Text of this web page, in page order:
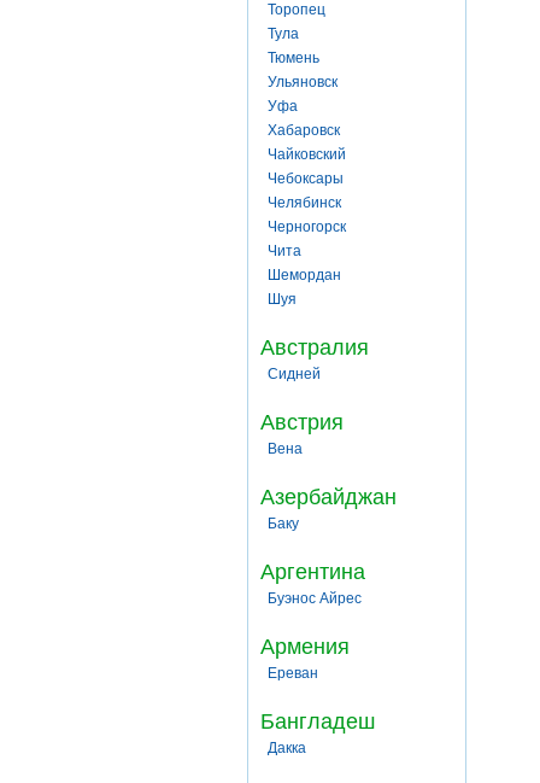
Торопец
Тула
Тюмень
Ульяновск
Уфа
Хабаровск
Чайковский
Чебоксары
Челябинск
Черногорск
Чита
Шемордан
Шуя
Австралия
Сидней
Австрия
Вена
Азербайджан
Баку
Аргентина
Буэнос Айрес
Армения
Ереван
Бангладеш
Дакка